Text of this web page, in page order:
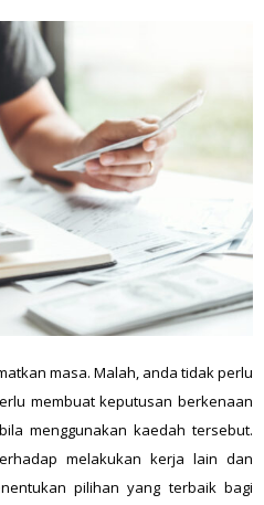
masa. Malah, anda tidak perlu
membuat keputusan berkenaan
menggunakan kaedah tersebut.
melakukan kerja lain dan
pilihan yang terbaik bagi